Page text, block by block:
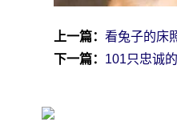
上一篇： 看兔子的床
下一篇： 101只忠诚